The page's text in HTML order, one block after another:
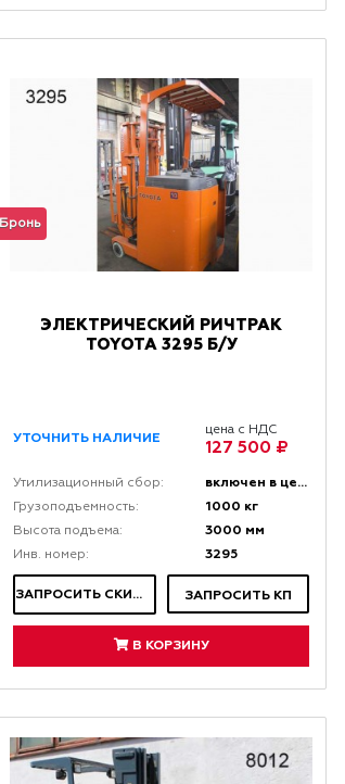
Бронь
ЭЛЕКТРИЧЕСКИЙ РИЧТРАК
TOYOTA 3295 Б/У
УТОЧНИТЬ НАЛИЧИЕ
цена с НДС
127 500 ₽
Утилизационный сбор: включен в цену
Грузоподъемность: 1000 кг
Высота подъема: 3000 мм
Инв. номер: 3295
ЗАПРОСИТЬ СКИДКУ ЗАПРОСИТЬ КП
В КОРЗИНУ